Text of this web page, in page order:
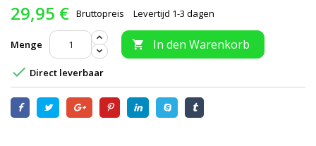
29,95 € Bruttopreis Levertijd 1-3 dagen
Menge  In den Warenkorb
 Direct leverbaar